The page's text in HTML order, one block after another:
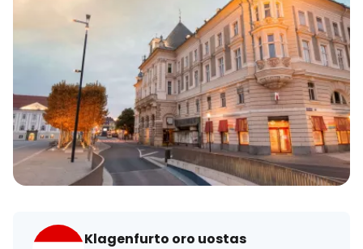
Klagenfurto oro uostas